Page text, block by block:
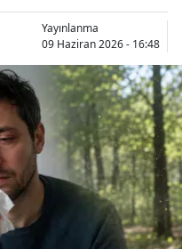
Balıkesir
Bilecik
Bingöl
Bitlis
Bolu
Burdur
Bursa
Yayınlanma
09 Haziran 2026 - 16:48